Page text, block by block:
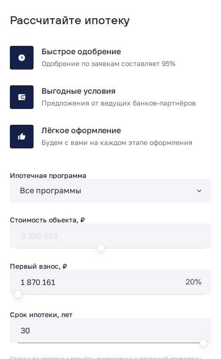
Рассчитайте ипотеку
Быстрое одобрение
Одобрение по заявкам составляет 95%
Выгодные условия
Предложения от ведущих банков-партнёров
Лёгкое оформление
Будем с вами на каждом этапе оформления
Ипотечная программа
Стоимость объекта, ₽
Первый взнос, ₽
20%
Срок ипотеки, лет